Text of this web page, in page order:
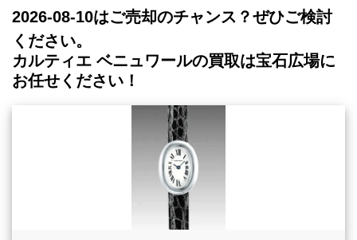
2026-08-10はご売却のチャンス？ぜひご検討
ください。
カルティエ ベニュワールの買取は宝石広場に
お任せください！